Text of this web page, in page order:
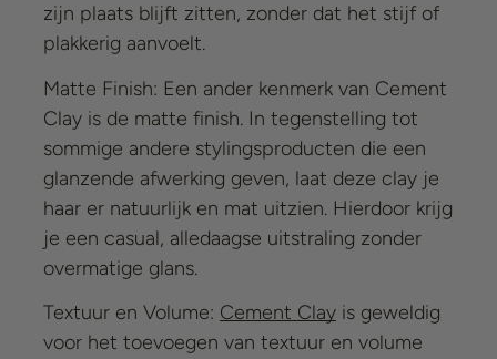
zijn plaats blijft zitten, zonder dat het stijf of
plakkerig aanvoelt.
Matte Finish: Een ander kenmerk van Cement
Clay is de matte finish. In tegenstelling tot
sommige andere stylingsproducten die een
glanzende afwerking geven, laat deze clay je
haar er natuurlijk en mat uitzien. Hierdoor krijg
je een casual, alledaagse uitstraling zonder
overmatige glans.
Textuur en Volume: Cement Clay is geweldig
voor het toevoegen van textuur en volume